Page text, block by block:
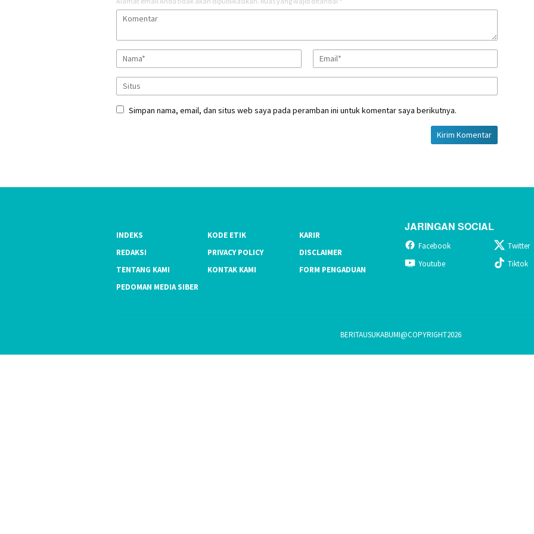
Simpan nama, email, dan situs web saya pada peramban ini untuk komentar saya berikutnya.
INDEKS KODE ETIK
KARIR
REDAKSI
PRIVACY POLICY
DISCLAIMER
TENTANG KAMI
KONTAK KAMI
FORM PENGADUAN
PEDOMAN MEDIA SIBER
JARINGAN SOCIAL
Facebook Twitter
Youtube
Tiktok
BERITAUSUKABUMI@COPYRIGHT2026